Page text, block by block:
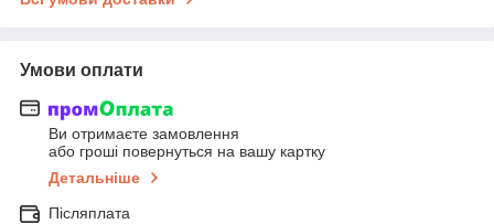
Умови оплати
Ви отримаєте замовлення
або гроші повернуться на вашу картку
Детальніше
Післяплата